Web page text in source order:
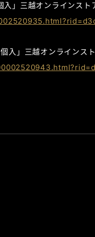
入」三越オンラインスト
入」三越オンラインス